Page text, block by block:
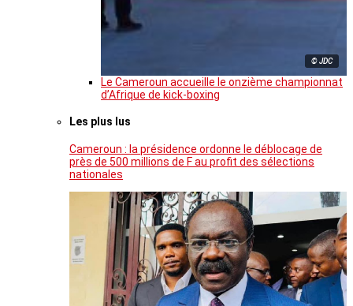
© JDC
Le Cameroun accueille le onzième championnat
d’Afrique de kick-boxing
Les plus lus
Cameroun : la présidence ordonne le déblocage de
près de 500 millions de F au profit des sélections
nationales